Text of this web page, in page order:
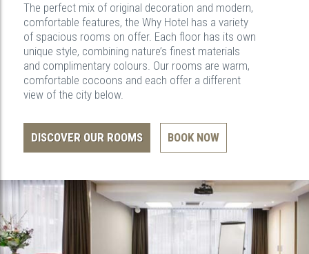
The perfect mix of original decoration and modern,
comfortable features, the Why Hotel has a variety
of spacious rooms on offer. Each floor has its own
unique style, combining nature’s finest materials
and complimentary colours. Our rooms are warm,
comfortable cocoons and each offer a different
view of the city below.
DISCOVER OUR ROOMS BOOK NOW